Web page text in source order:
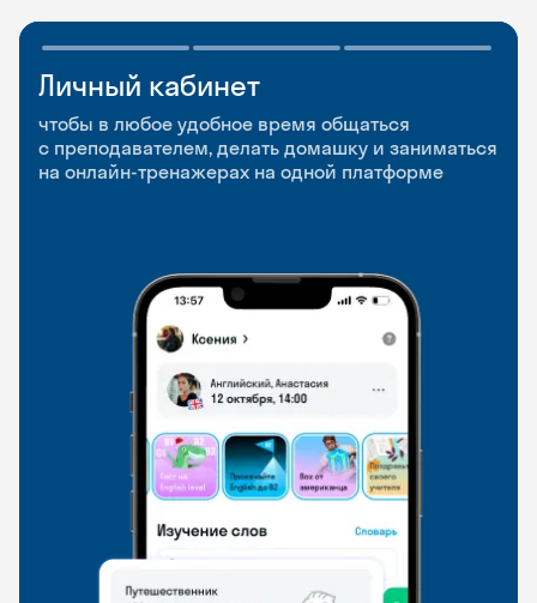
Личный кабинет
чтобы в любое удобное время общаться
с преподавателем, делать домашку и заниматься
на онлайн-тренажерах на одной платформе
Мобильное
приложение
чтобы заниматься и изучать новые слова где
и когда удобно
Разговорные клубы
и Talks
Групповые занятия для разговорной практики
и индивидуальные встречи с преподавателями